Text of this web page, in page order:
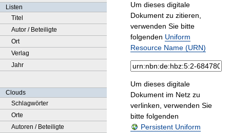
Listen
Titel
Autor / Beteiligte
Ort
Verlag
Jahr
Clouds
Schlagwörter
Orte
Autoren / Beteiligte
Um dieses digitale
Dokument zu zitieren,
verwenden Sie bitte
folgenden Uniform
Resource Name (URN)
Um dieses digitale
Dokument im Netz zu
verlinken, verwenden Sie
bitte folgenden
Persistent Uniform